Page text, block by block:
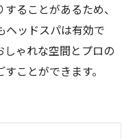
ることがあるため、
ヘッドスパは有効で
ゃれな空間とプロの
ことができます。